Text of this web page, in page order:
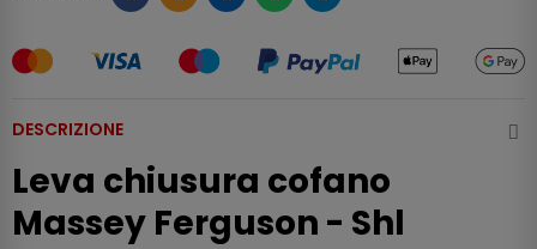
DESCRIZIONE
Leva chiusura cofano
Massey Ferguson - Shl